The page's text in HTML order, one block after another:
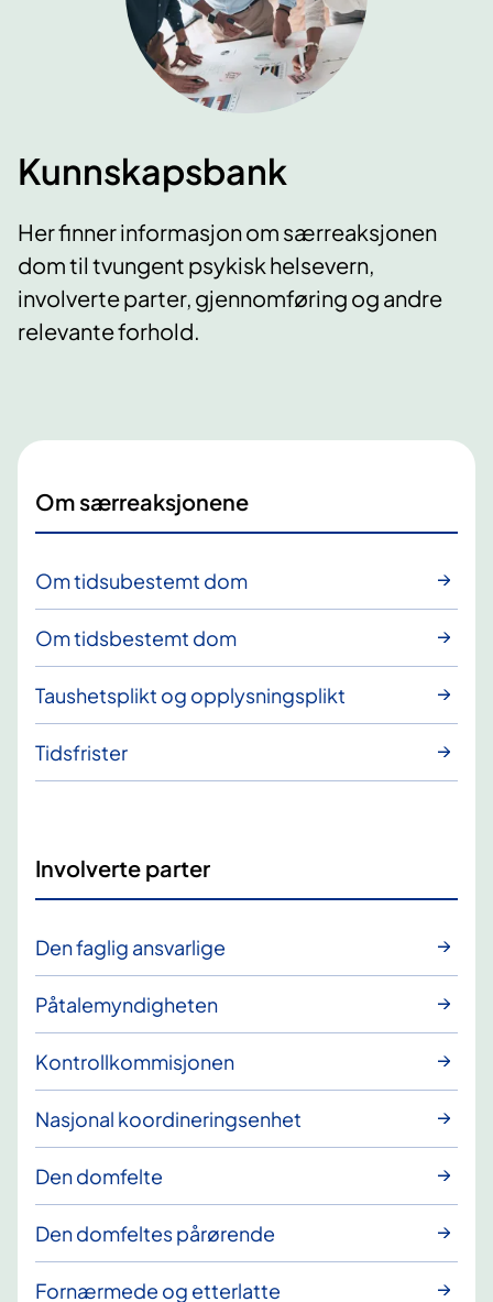
Kunnskapsbank
Her finner informasjon om særreaksjonen
dom til tvungent psykisk helsevern,
involverte parter, gjennomføring og andre
relevante forhold.
Om særreaksjonene
Om tidsubestemt dom
Om tidsbestemt dom
Taushetsplikt og opplysningsplikt
Tidsfrister
Involverte parter
Den faglig ansvarlige
Påtalemyndigheten
Kontrollkommisjonen
Nasjonal koordineringsenhet
Den domfelte
Den domfeltes pårørende
Fornærmede og etterlatte